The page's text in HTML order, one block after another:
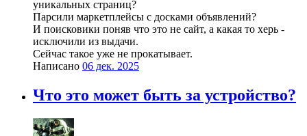
уникальных страниц?
Парсили маркетплейсы с досками объявлений?
И поисковики поняв что это не сайт, а какая то херь -
исключили из выдачи.
Сейчас такое уже не прокатывает.
Написано 06 дек. 2025
Что это может быть за устройство?